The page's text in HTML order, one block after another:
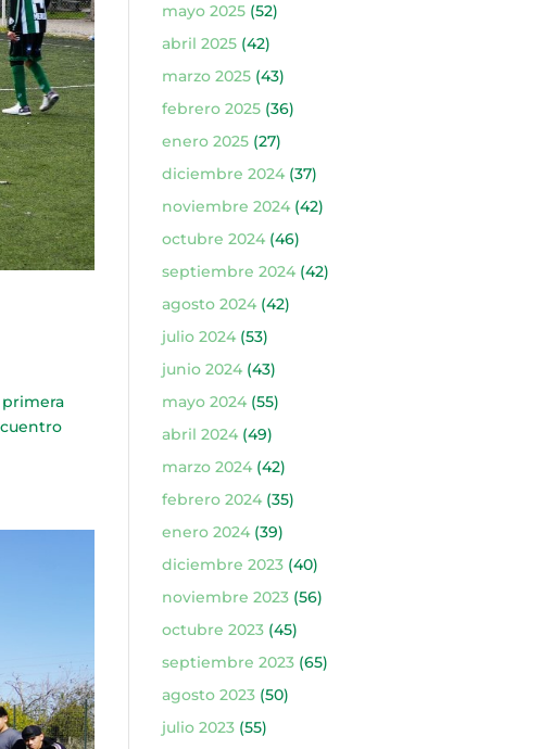
primera
mayo 2025(52)
abril 2025(42)
marzo 2025(43)
febrero 2025(36)
enero 2025(27)
diciembre 2024(37)
noviembre 2024(42)
octubre 2024(46)
septiembre 2024(42)
agosto 2024(42)
julio 2024(53)
junio 2024(43)
mayo 2024(55)
abril 2024(49)
marzo 2024(42)
febrero 2024(35)
enero 2024(39)
diciembre 2023(40)
noviembre 2023(56)
octubre 2023(45)
septiembre 2023(65)
agosto 2023(50)
julio 2023(55)